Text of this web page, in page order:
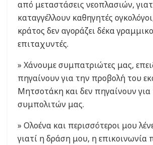
από μεταστάσεις νεοπλασιών,
καταγγέλλουν καθηγητές
κράτος δεν αγοράζει δέκα
επιταχυντές.
» Χάνουμε συμπατριώτες μας,
πηγαίνουν για την προβολή του
Μητσοτάκη και δεν πηγαίνουν για
συμπολιτών μας.
» Ολοένα και περισσότεροι μου
γιατί η δράση μου, η επικοινωνία